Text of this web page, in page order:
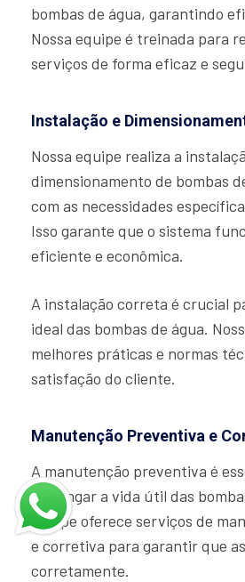
bombas de água, garantindo
Nossa equipe é treinada para
serviços de forma eficaz e
Instalação e
Nossa equipe realiza a
dimensionamento de bombas
com as necessidades
Isso garante que o sistema
eficiente e econômica.
A instalação correta é crucial
ideal das bombas de água.
melhores práticas e normas
satisfação do cliente.
Manutenção Preventiva e
A manutenção preventiva é
prolongar a vida útil das
equipe oferece serviços de
e corretiva para garantir que
corretamente.